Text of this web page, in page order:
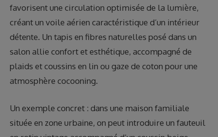
favorisent une circulation optimisée de la lumière,
créant un voile aérien caractéristique d’un intérieur
détente. Un tapis en fibres naturelles posé dans un
salon allie confort et esthétique, accompagné de
plaids et coussins en lin ou gaze de coton pour une
atmosphère cocooning.
Un exemple concret : dans une maison familiale
située en zone urbaine, on peut introduire un fauteuil